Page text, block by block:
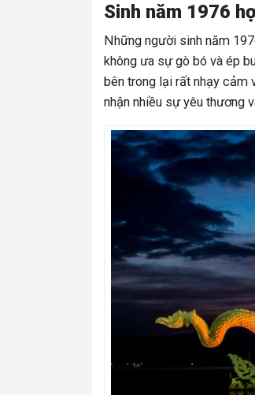
Sinh năm 1976
Những người sinh năm
không ưa sự gò bó và ép
bên trong lại rất nhạy cảm
nhận nhiều sự yêu thương